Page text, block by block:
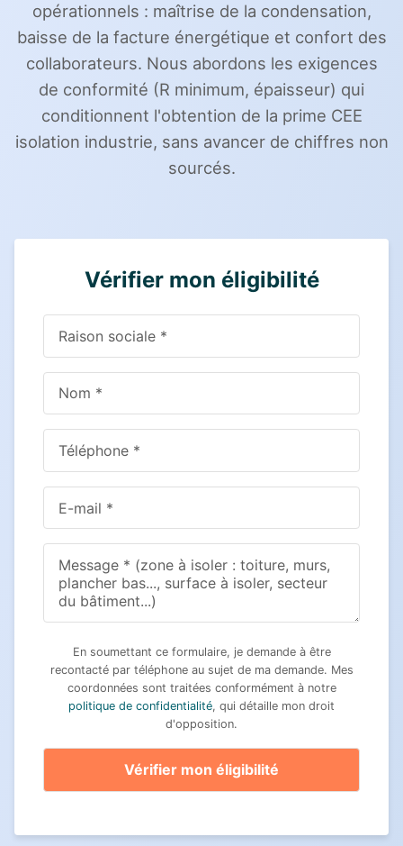
opérationnels : maîtrise de la condensation,
baisse de la facture énergétique et confort des
collaborateurs. Nous abordons les exigences
de conformité (R minimum, épaisseur) qui
conditionnent l'obtention de la prime CEE
isolation industrie, sans avancer de chiffres non
sourcés.
Vérifier mon éligibilité
En soumettant ce formulaire, je demande à être
recontacté par téléphone au sujet de ma demande. Mes
coordonnées sont traitées conformément à notre
politique de confidentialité, qui détaille mon droit
d'opposition.